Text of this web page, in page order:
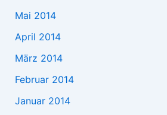
Mai 2014
April 2014
März 2014
Februar 2014
Januar 2014